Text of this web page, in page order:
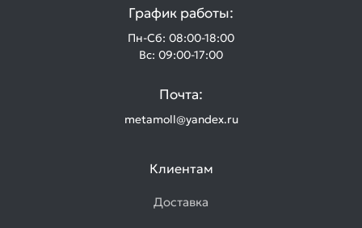
График работы:
Пн-Сб: 08:00-18:00
Вс: 09:00-17:00
Почта:
metamoll@yandex.ru
Клиентам
Доставка